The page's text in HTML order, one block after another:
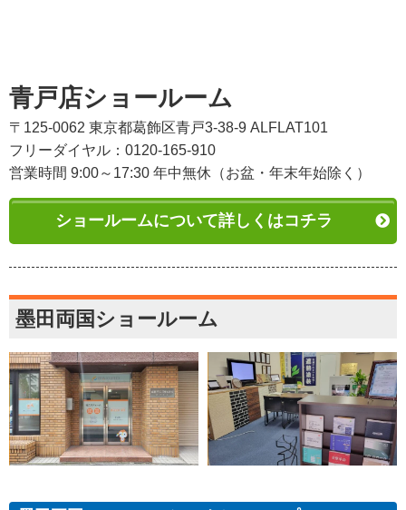
青戸店ショールーム
〒125-0062 東京都葛飾区青戸3-38-9 ALFLAT101
フリーダイヤル：0120-165-910
営業時間 9:00～17:30 年中無休（お盆・年末年始除く）
ショールームについて詳しくはコチラ
墨田両国ショールーム